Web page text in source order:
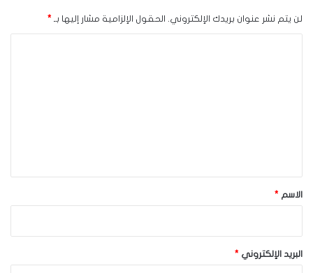
لن يتم نشر عنوان بريدك الإلكتروني. الحقول الإلزامية مشار إليها بـ *
*الاسم *
البريد الإلكتروني *